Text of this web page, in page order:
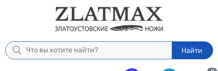
Найти